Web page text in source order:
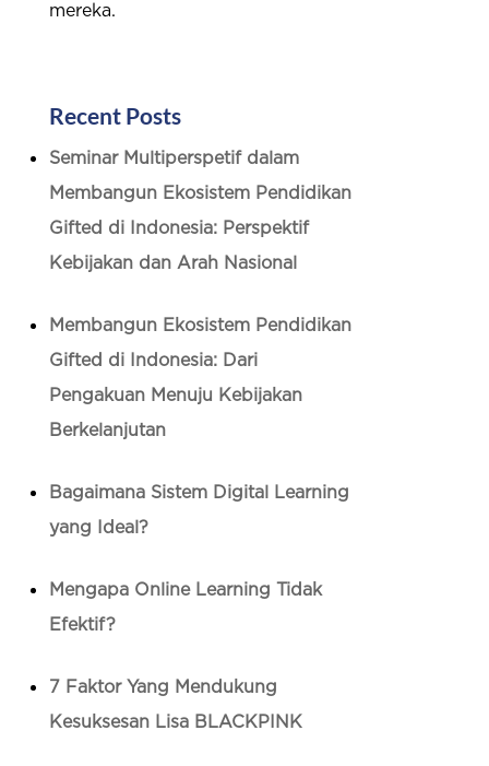
mereka.
Recent Posts
Seminar Multiperspetif dalam
Membangun Ekosistem Pendidikan
Gifted di Indonesia: Perspektif
Kebijakan dan Arah Nasional
Membangun Ekosistem Pendidikan
Gifted di Indonesia: Dari
Pengakuan Menuju Kebijakan
Berkelanjutan
Bagaimana Sistem Digital Learning
yang Ideal?
Mengapa Online Learning Tidak
Efektif?
7 Faktor Yang Mendukung
Kesuksesan Lisa BLACKPINK